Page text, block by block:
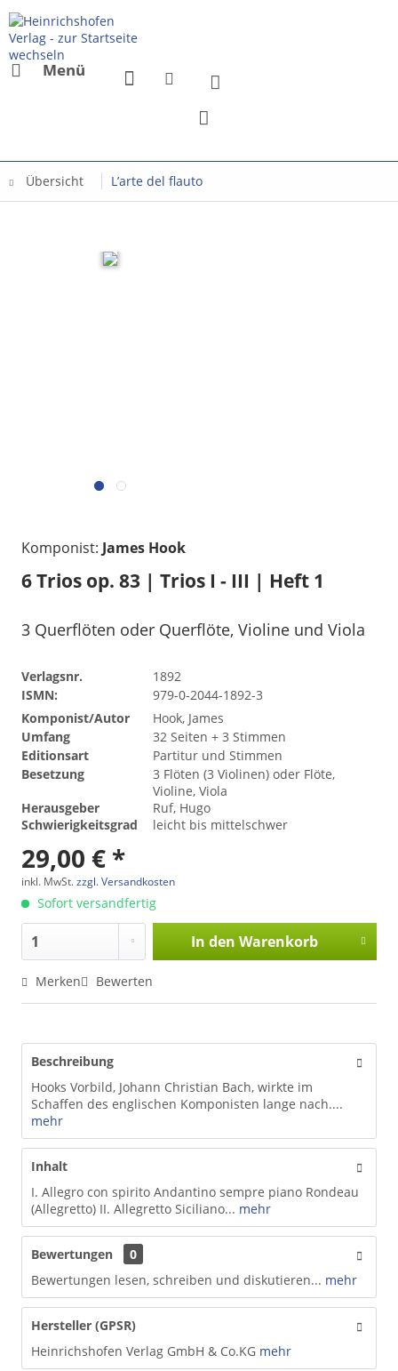
Menü
Übersicht L’arte del flauto
Komponist: James Hook
6 Trios op. 83 | Trios I - III | Heft 1
3 Querflöten oder Querflöte, Violine und Viola
Verlagsnr.
1892
ISMN:
979-0-2044-1892-3
Komponist/Autor
Hook, James
Umfang
32 Seiten + 3 Stimmen
Editionsart
Partitur und Stimmen
Besetzung
3 Flöten (3 Violinen) oder Flöte,
Violine, Viola
Herausgeber
Ruf, Hugo
Schwierigkeitsgrad
leicht bis mittelschwer
29,00 € *
inkl. MwSt.zzgl. Versandkosten
Sofort versandfertig
In den Warenkorb
Merken Bewerten
Beschreibung
Hooks Vorbild, Johann Christian Bach, wirkte im
Schaffen des englischen Komponisten lange nach....
mehr
Inhalt
I. Allegro con spirito Andantino sempre piano Rondeau
(Allegretto) II. Allegretto Siciliano... mehr
Bewertungen
0
Bewertungen lesen, schreiben und diskutieren... mehr
Hersteller (GPSR)
Heinrichshofen Verlag GmbH & Co.KG mehr